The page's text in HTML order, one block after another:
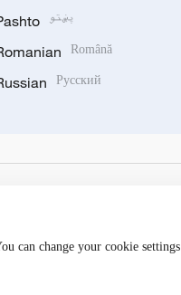
پښتو
Română
Русский
can change your cookie settings